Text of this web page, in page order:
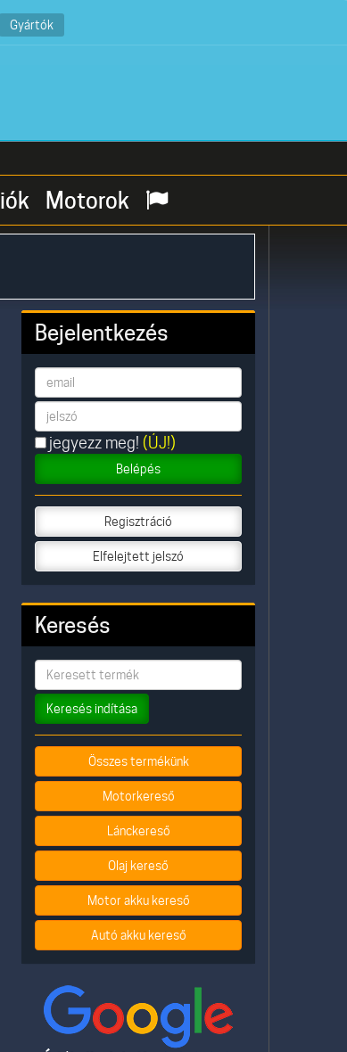
Gyártók
Motorok
Bejelentkezés
jegyezz meg! (ÚJ!)
Belépés
Regisztráció
Elfelejtett jelszó
Keresés
Keresés indítása
Összes termékünk
Motorkereső
Lánckereső
Olaj kereső
Motor akku kereső
Autó akku kereső